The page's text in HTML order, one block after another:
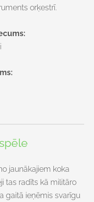
orķestrī.
jaunākajiem koka
tas radīts kā militāro
gaitā ieņēmis svarīgu